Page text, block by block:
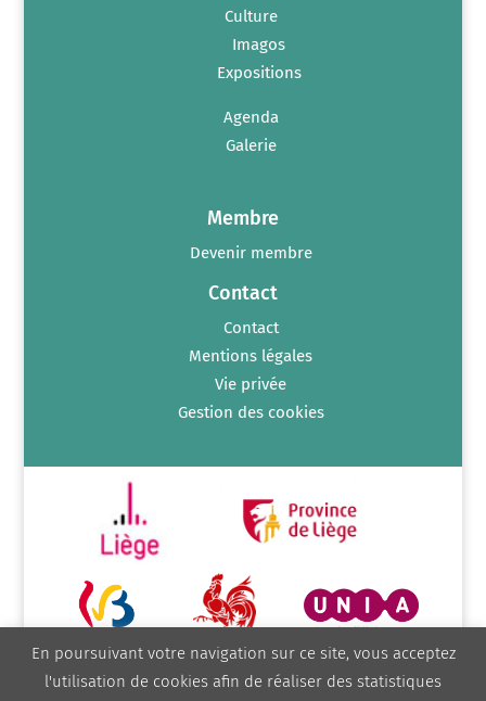
Culture
Imagos
Expositions
Agenda
Galerie
Membre
Devenir membre
Contact
Contact
Mentions légales
Vie privée
Gestion des cookies
En poursuivant votre navigation sur ce site, vous acceptez
l'utilisation de cookies afin de réaliser des statistiques